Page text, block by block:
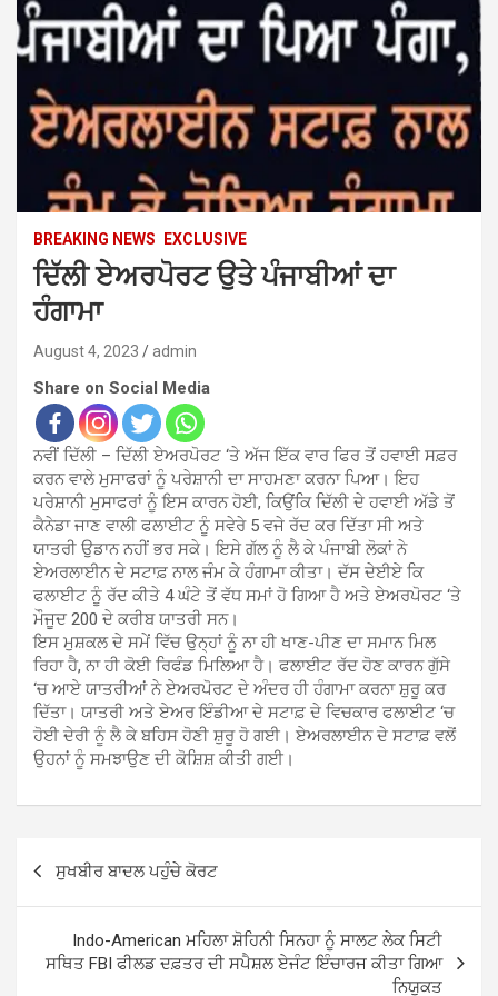
BREAKING NEWS EXCLUSIVE
ਦਿੱਲੀ ਏਅਰਪੋਰਟ ਉਤੇ ਪੰਜਾਬੀਆਂ ਦਾ
ਹੰਗਾਮਾ
August 4, 2023 admin
Share on Social Media
ਨਵੀਂ ਦਿੱਲੀ – ਦਿੱਲੀ ਏਅਰਪੋਰਟ ‘ਤੇ ਅੱਜ ਇੱਕ ਵਾਰ ਫਿਰ ਤੋਂ ਹਵਾਈ ਸਫ਼ਰ
ਕਰਨ ਵਾਲੇ ਮੁਸਾਫਰਾਂ ਨੂੰ ਪਰੇਸ਼ਾਨੀ ਦਾ ਸਾਹਮਣਾ ਕਰਨਾ ਪਿਆ। ਇਹ
ਪਰੇਸ਼ਾਨੀ ਮੁਸਾਫਰਾਂ ਨੂੰ ਇਸ ਕਾਰਨ ਹੋਈ, ਕਿਉਂਕਿ ਦਿੱਲੀ ਦੇ ਹਵਾਈ ਅੱਡੇ ਤੋਂ
ਕੈਨੇਡਾ ਜਾਣ ਵਾਲੀ ਫਲਾਈਟ ਨੂੰ ਸਵੇਰੇ 5 ਵਜੇ ਰੱਦ ਕਰ ਦਿੱਤਾ ਸੀ ਅਤੇ
ਯਾਤਰੀ ਉਡਾਨ ਨਹੀਂ ਭਰ ਸਕੇ। ਇਸੇ ਗੱਲ ਨੂੰ ਲੈ ਕੇ ਪੰਜਾਬੀ ਲੋਕਾਂ ਨੇ
ਏਅਰਲਾਈਨ ਦੇ ਸਟਾਫ਼ ਨਾਲ ਜੰਮ ਕੇ ਹੰਗਾਮਾ ਕੀਤਾ। ਦੱਸ ਦੇਈਏ ਕਿ
ਫਲਾਈਟ ਨੂੰ ਰੱਦ ਕੀਤੇ 4 ਘੰਟੇ ਤੋਂ ਵੱਧ ਸਮਾਂ ਹੋ ਗਿਆ ਹੈ ਅਤੇ ਏਅਰਪੋਰਟ ‘ਤੇ
ਮੌਜੂਦ 200 ਦੇ ਕਰੀਬ ਯਾਤਰੀ ਸਨ।
ਇਸ ਮੁਸ਼ਕਲ ਦੇ ਸਮੇਂ ਵਿੱਚ ਉਨ੍ਹਾਂ ਨੂੰ ਨਾ ਹੀ ਖਾਣ-ਪੀਣ ਦਾ ਸਮਾਨ ਮਿਲ
ਰਿਹਾ ਹੈ, ਨਾ ਹੀ ਕੋਈ ਰਿਫੰਡ ਮਿਲਿਆ ਹੈ। ਫਲਾਈਟ ਰੱਦ ਹੋਣ ਕਾਰਨ ਗੁੱਸੇ
‘ਚ ਆਏ ਯਾਤਰੀਆਂ ਨੇ ਏਅਰਪੋਰਟ ਦੇ ਅੰਦਰ ਹੀ ਹੰਗਾਮਾ ਕਰਨਾ ਸ਼ੁਰੂ ਕਰ
ਦਿੱਤਾ। ਯਾਤਰੀ ਅਤੇ ਏਅਰ ਇੰਡੀਆ ਦੇ ਸਟਾਫ਼ ਦੇ ਵਿਚਕਾਰ ਫਲਾਈਟ ‘ਚ
ਹੋਈ ਦੇਰੀ ਨੂੰ ਲੈ ਕੇ ਬਹਿਸ ਹੋਣੀ ਸ਼ੁਰੂ ਹੋ ਗਈ। ਏਅਰਲਾਈਨ ਦੇ ਸਟਾਫ਼ ਵਲੋਂ
ਉਹਨਾਂ ਨੂੰ ਸਮਝਾਉਣ ਦੀ ਕੋਸ਼ਿਸ਼ ਕੀਤੀ ਗਈ।
navigation
ਸੁਖਬੀਰ ਬਾਦਲ ਪਹੁੰਚੇ ਕੋਰਟ
Indo-American ਮਹਿਲਾ ਸ਼ੋਹਿਨੀ ਸਿਨਹਾ ਨੂੰ ਸਾਲਟ ਲੇਕ ਸਿਟੀ
ਸਥਿਤ FBI ਫੀਲਡ ਦਫ਼ਤਰ ਦੀ ਸਪੈਸ਼ਲ ਏਜੰਟ ਇੰਚਾਰਜ ਕੀਤਾ ਗਿਆ
ਨਿਯੁਕਤ